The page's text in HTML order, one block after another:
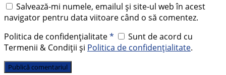
Salvează-mi numele, emailul și site-ul web în acest
navigator pentru data viitoare când o să comentez.
Politica de confidențialitate*
Sunt de acord cu
Termenii & Condiții și Politica de confidențialitate.